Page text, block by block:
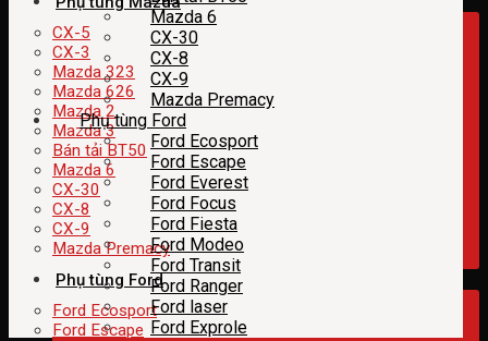
CX-5
CX-3
Mazda 323
Mazda 626
Mazda 2
Mazda 3
Bán tải BT50
Mazda 6
CX-30
CX-8
CX-9
Mazda Premacy
Phụ tùng Ford
Ford Ecosport
Ford Escape
Mazda 6
CX-30
CX-8
CX-9
Mazda Premacy
Phụ tùng Ford
Ford Ecosport
Ford Escape
Ford Everest
Ford Focus
Ford Fiesta
Ford Modeo
Ford Transit
Ford Ranger
Ford laser
Ford Exprole